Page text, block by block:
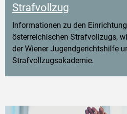
Strafvollzug
Informationen zu den
österreichischen Strafvollzugs,
der Wiener Jugendgerichtshilfe
Strafvollzugsakademie.